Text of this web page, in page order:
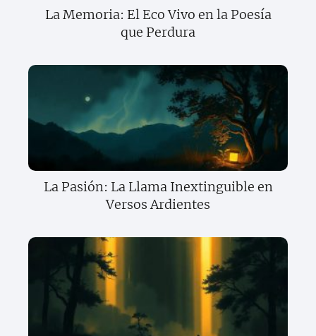
La Memoria: El Eco Vivo en la Poesía
que Perdura
La Pasión: La Llama Inextinguible en
Versos Ardientes